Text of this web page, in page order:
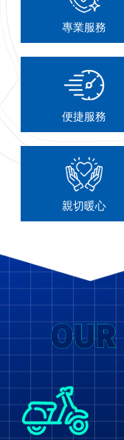
專業服務
便捷服務
親切暖心